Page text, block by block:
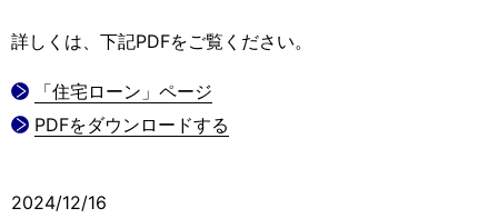
詳しくは、下記PDFをご覧ください。
「住宅ローン」ページ
PDFをダウンロードする
2024/12/16